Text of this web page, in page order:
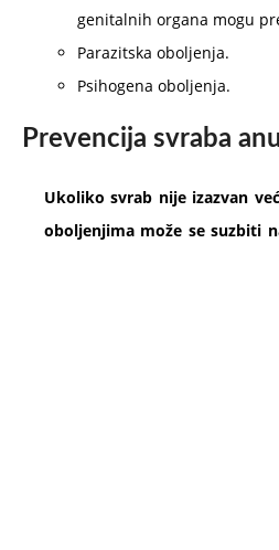
genitalnih organa mogu
Parazitska oboljenja.
Psihogena oboljenja.
Prevencija svraba
Ukoliko svrab nije izazvan
oboljenjima može se suzbiti